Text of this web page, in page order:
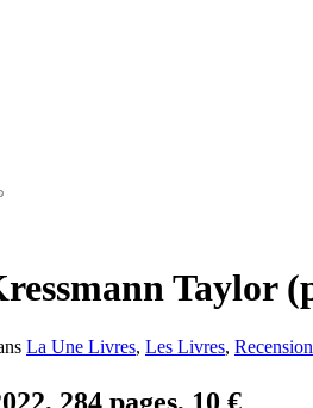
Taylor
La Une Livres, Les Livres,